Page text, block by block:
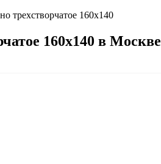
трехстворчатое 160x140
160x140 в Москве